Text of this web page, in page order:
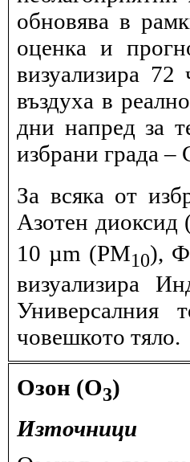
обновява в
оценка и
визуализира
въздуха в
дни напред за
избрани града –
За всяка от
Азотен диоксид
10 µm (PM10),
визуализира
Универсалния
човешкото тяло.
Озон (O3)
Източници